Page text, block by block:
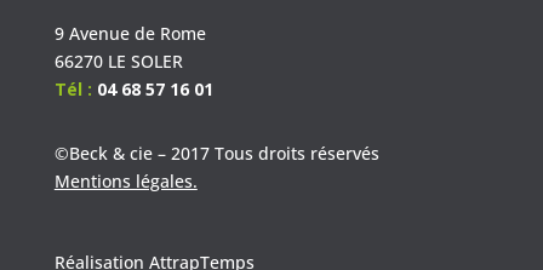
9 Avenue de Rome
66270 LE SOLER
Tél : 04 68 57 16 01
©Beck & cie – 2017 Tous droits réservés
Mentions légales.
Réalisation AttrapTemps